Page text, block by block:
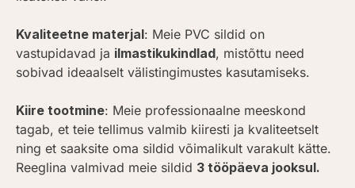
Kvaliteetne materjal: Meie PVC sildid on
vastupidavad ja ilmastikukindlad, mistõttu need
sobivad ideaalselt välistingimustes kasutamiseks.
Kiire tootmine: Meie professionaalne meeskond
tagab, et teie tellimus valmib kiiresti ja kvaliteetselt
ning et saaksite oma sildid võimalikult varakult kätte.
Reeglina valmivad meie sildid 3 tööpäeva jooksul.